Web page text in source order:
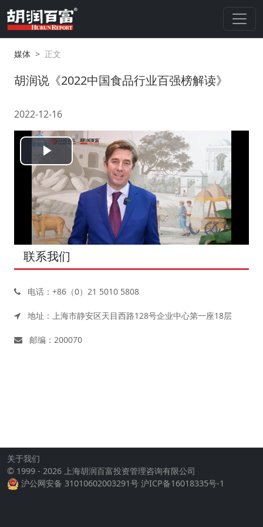
媒体 正文
胡润说《2022中国食品行业百强榜解读》
2022-12-16
Play
Video
联系我们
电话：+86（0）21 5010 5808
地址：上海市静安区天目西路128号企业中心第一座18层
邮编：200070
关于我们
© 1999 - 2026 上海胡润百富投资管理咨询有限公司
沪公网安备 31010602003291号 沪ICP备16018335号-1